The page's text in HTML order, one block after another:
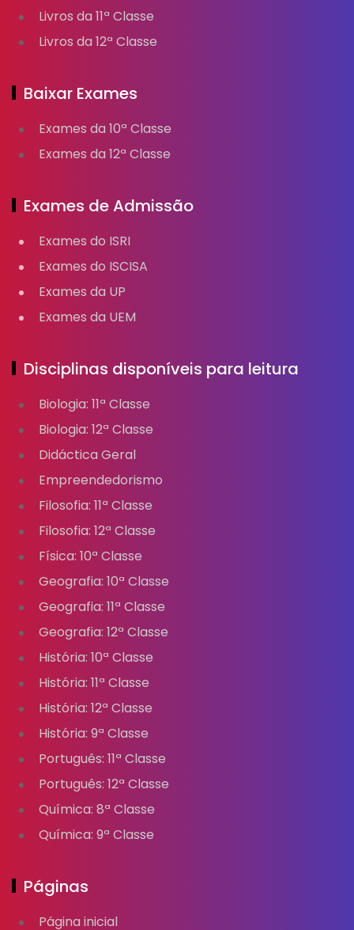
Livros da 11ª Classe
Livros da 12ª Classe
Baixar Exames
Exames da 10ª Classe
Exames da 12ª Classe
Exames de Admissão
Exames do ISRI
Exames do ISCISA
Exames da UP
Exames da UEM
Disciplinas disponíveis para leitura
Biologia: 11ª Classe
Biologia: 12ª Classe
Didáctica Geral
Empreendedorismo
Filosofia: 11ª Classe
Filosofia: 12ª Classe
Física: 10ª Classe
Geografia: 10ª Classe
Geografia: 11ª Classe
Geografia: 12ª Classe
História: 10ª Classe
História: 11ª Classe
História: 12ª Classe
História: 9ª Classe
Português: 11ª Classe
Português: 12ª Classe
Química: 8ª Classe
Química: 9ª Classe
Páginas
Página inicial